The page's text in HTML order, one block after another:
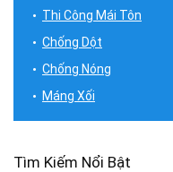
Thi Công Mái Tôn
Chống Dột
Chống Nóng
Máng Xối
Tìm Kiếm Nổi Bật